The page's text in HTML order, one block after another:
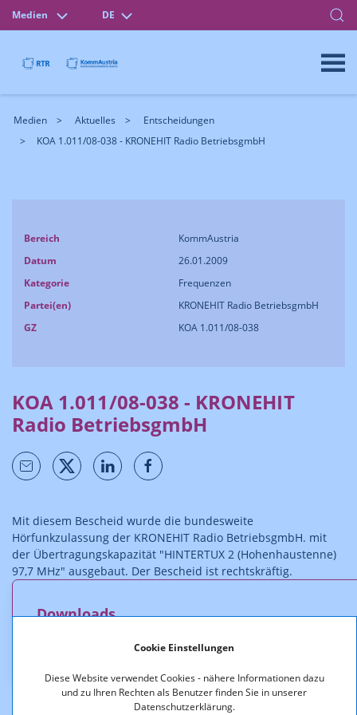
Cookie Einstellungen
Diese Website verwendet Cookies - nähere Informationen dazu
und zu Ihren Rechten als Benutzer finden Sie in unserer
Datenschutzerklärung.
Medien DE
Medien Aktuelles
Entscheidungen
KOA 1.011/08-038 - KRONEHIT Radio BetriebsgmbH
Bereich
KommAustria
Datum
26.01.2009
Kategorie
Frequenzen
Partei(en)
KRONEHIT Radio BetriebsgmbH
GZ
KOA 1.011/08-038
KOA 1.011/08-038 - KRONEHIT
Radio BetriebsgmbH
Mit diesem Bescheid wurde die bundesweite
Hörfunkzulassung der KRONEHIT Radio BetriebsgmbH. mit
der Übertragungskapazität "HINTERTUX 2 (Hohenhaustenne)
97,7 MHz" ausgebaut. Der Bescheid ist rechtskräftig.
Downloads
KOA101108038-Ausbau_Hintertux.pdf (pdf, 95,6 KB)